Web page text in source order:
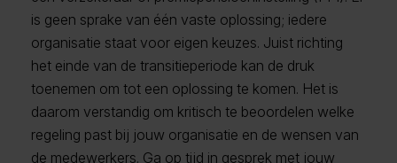
is geen sprake van één vaste oplossing; iedere
organisatie staat voor eigen keuzes. Juist richting
het einde van de transitieperiode kan de druk
toenemen om tot een oplossing te komen. Het is
daarom verstandig om kritisch te beoordelen welke
regeling past bij jouw organisatie en de wensen van
de medewerkers. Ga op tijd in gesprek met jouw